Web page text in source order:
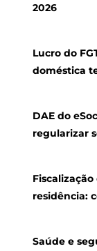
2026
Lucro do
doméstica
DAE do
regularizar
residência:
Saúde e